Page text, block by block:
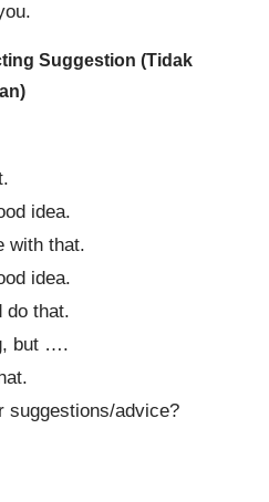
Suggestion (Tidak
idea.
with that.
idea.
do that.
but ….
suggestions/advice?